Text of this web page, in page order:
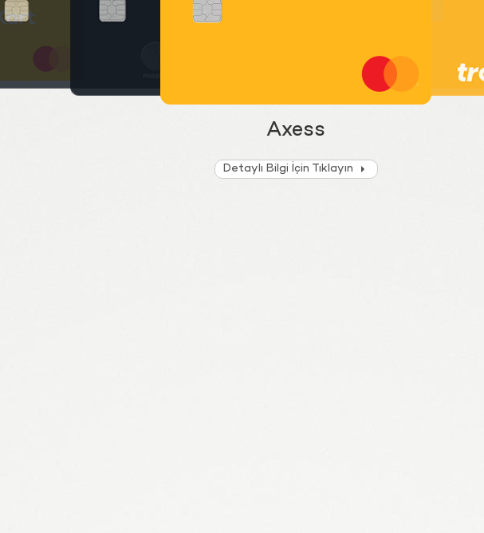
Axess
Detaylı Bilgi İçin Tıklayın